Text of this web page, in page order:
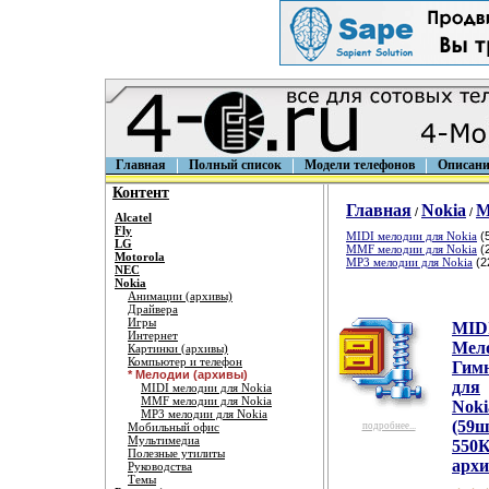
Главная Полный список Модели телефонов
Контент
Alcatel
Fly
LG
Motorola
NEC
Nokia
Анимации (архивы)
Драйвера
Игры
Интернет
Картинки (архивы)
Компьютер и телефон
* Мелодии (архивы)
MIDI мелодии для Nokia
MMF мелодии для Nokia
MP3 мелодии для Nokia
Мобильный офис
Мультимедиа
Полезные утилиты
Руководства
Темы
Главная / Nokia /
MIDI мелодии для Nokia
MMF мелодии для Nokia
MP3 мелодии для Nokia
подробнее...
для